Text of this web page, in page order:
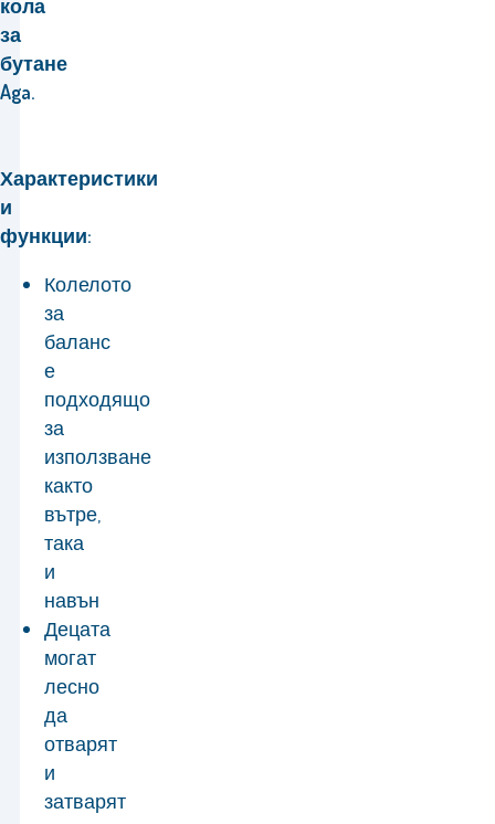
кола
за
бутане
Aga.
Характеристики
и
функции:
Колелото
за
баланс
е
подходящо
за
използване
както
вътре,
така
и
навън
Децата
могат
лесно
да
отварят
и
затварят